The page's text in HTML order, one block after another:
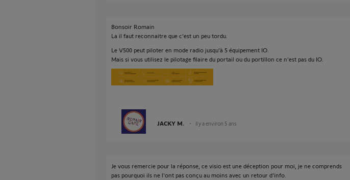
Bonsoir Romain
La il faut reconnaitre que c'est un peu tordu.
Le V500 peut piloter en mode radio jusqu'à 5 équipement IO.
Mais si vous utilisez le pilotage filaire du portail ou du portillon ce n'est pas du IO.
JACKY M. il y a environ 5 ans
Je vous remercie pour la réponse, ce visio est une déception pour moi, je ne comprends
pas pourquoi ils ne l'ont pas conçu au moins avec un retour d'info.